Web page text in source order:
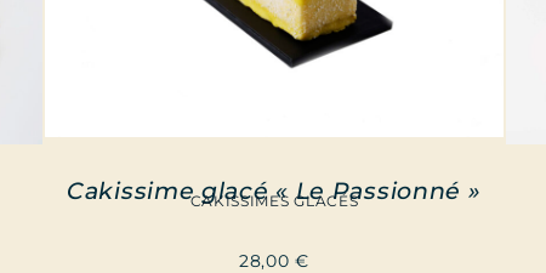
Cakissime glacé « Le Passionné »
CAKISSIMES GLACÉS
28,00€